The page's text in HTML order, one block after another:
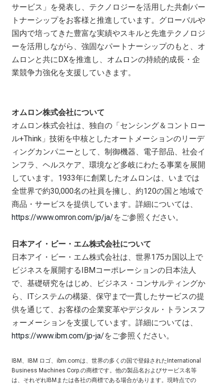
サービス」を発表し、テクノロジーを活用した共創パー
トナーシップをお客様と推進しています。グローバルや
国内で培ってきた豊富な実績やスキルと先進テクノロジ
ーを活用しながら、強固なパートナーシップのもと、オ
ムロンと共にDXを推進し、オムロンの持続的成長・企
業競争力強化を支援していきます。
オムロン株式会社について
オムロン株式会社は、独自の「センシング＆コントロー
ル+Think」技術を中核としたオートメーションのリーデ
ィングカンパニーとして、制御機器、電子部品、社会イ
ンフラ、ヘルスケア、環境など多岐にわたる事業を展開
しています。1933年に創業したオムロンは、いまでは
全世界で約30,000名の社員を擁し、約120の国と地域で
商品・サービスを提供しています。詳細については、
https://www.omron.com/jp/ja/をご参照ください。
日本アイ・ビー・エム株式会社について
日本アイ・ビー・エム株式会社は、世界175カ国以上で
ビジネスを展開するIBMコーポレーションの日本法人
で、基礎研究をはじめ、ビジネス・コンサルティングか
ら、ITシステムの構築、保守まで一貫したサービスの提
供を通じて、お客様の企業変革やデジタル・トランスフ
ォーメーションを支援しています。詳細については、
https://www.ibm.com/jp-ja/をご参照ください。
IBM、IBM ロゴ、ibm.comは、世界の多くの国で登録されたInternational
Business Machines Corp.の商標です。他の製品名およびサービス名等
は、それぞれIBMまたは各社の商標である場合があります。現時点での